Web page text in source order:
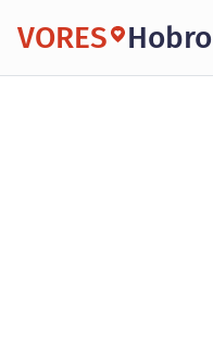
VORES Hobro